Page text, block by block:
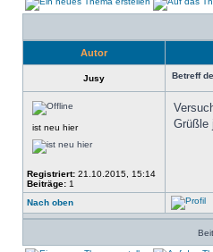
Autor
Jusy Betreff
ist neu hier
Registriert: 21.10.2015, 15:14
Beiträge: 1
Grüßle
Nach oben